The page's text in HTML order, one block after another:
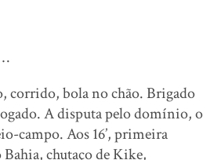
corrido, bola no chão. Brigado
A disputa pelo domínio, o
campo. Aos 16’, primeira
Bahia, chutaço de Kike,